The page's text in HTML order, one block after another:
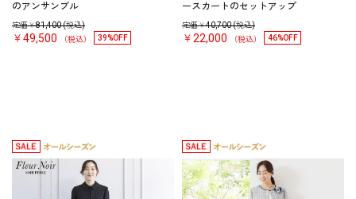
のアンサンブル
定価￥81,400(税込)
￥49,500 （税込） 39%OFF
ースカートのセットアップ
定価￥40,700(税込)
￥22,000 （税込） 46%OFF